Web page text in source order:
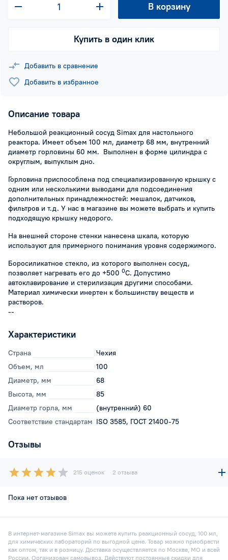
В корзину
Купить в один клик
Добавить в сравнение
Добавить в избранное
Описание товара
Небольшой реакционный сосуд Simax для настольного
реактора. Имеет объем 100 мл, диаметр 68 мм, внутренний
диаметр горловины 60 мм. Выполнен в форме цилиндра с
округлым, выпуклым дно.
Горловина приспособлена под специализированную крышку с
одним или несколькими выводами для подсоединения
дополнительных принадлежностей: мешалок, датчиков,
фильтров и т.д. У нас в магазине вы можете выбрать и купить
подходящую крышку недорого.
На внешней стороне стенки нанесена шкала, которую
используют для примерного понимания уровня содержимого.
Боросиликатное стекло, из которого выполнен сосуд,
позволяет нагревать его до +500 0С. Допустимо
автоклавирование и стерилизация другими способами.
Материал химически инертен к большинству веществ и
растворов.
--
Характеристики
Страна
Чехия
Объем, мл
100
Диаметр, мм
68
Высота, мм
85
Диаметр горла, мм
(внутренний) 60
Соответствие стандартам ISO 3585, ГОСТ 21400-75
Отзывы
215 оценок 2 отзыва
Пока нет отзывов
В интернет-магазине Simax вы можете купить реакционный сосуд, 100 мл,
для химических лабораторий по выгодной цене. Товар можно приобрести
как оптом, так и в розницу. Доставка осуществляется по Москве, МО и всей
России. Организован самовывоз. Действуют постоянные скидки для